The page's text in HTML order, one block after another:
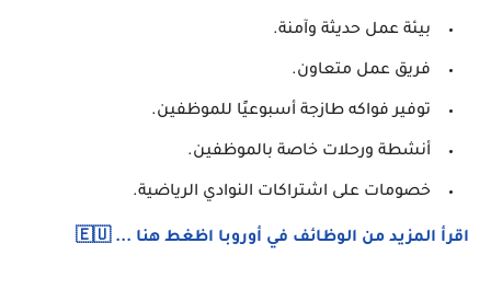
بيئة عمل حديثة وآمنة.
فريق عمل متعاون.
توفير فواكه طازجة أسبوعيًا للموظفين.
أنشطة ورحلات خاصة بالموظفين.
خصومات على اشتراكات النوادي الرياضية.
اقرأ المزيد من الوظائف في أوروبا اظغط هنا ... 🇪🇺